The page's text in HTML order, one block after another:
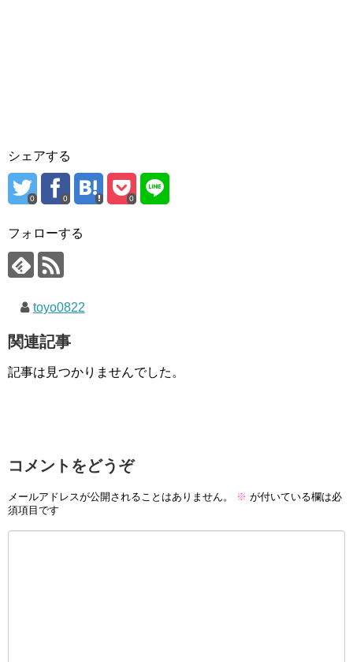
シェアする
0 0 0
フォローする
toyo0822
関連記事
記事は見つかりませんでした。
コメントをどうぞ
メールアドレスが公開されることはありません。 ※ が付いている欄は必
須項目です